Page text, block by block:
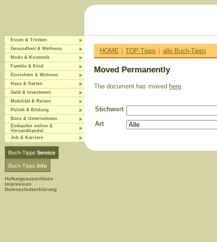
Essen & Trinken
Gesundheit & Wellness
Mode & Kosmetik
Familie & Kind
Einrichten & Wohnen
Haus & Garten
Geld & Investment
Mobilität & Reisen
Politik & Bildung
Büro & Unternehmen
Einkaufen online &
Versandhandel
Job & Karriere
Buch-Tipps Service
Buch-Tipps Info
Haftungsausschluss
Impressum
Datenschutzerklärung
HOME | TOP-Tipps | alle Buch-Tipps
Moved Permanently
The document has moved here.
Stichwort
Art